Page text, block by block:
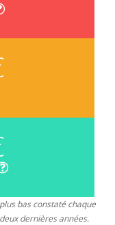
bas constaté chaque
dernières années.